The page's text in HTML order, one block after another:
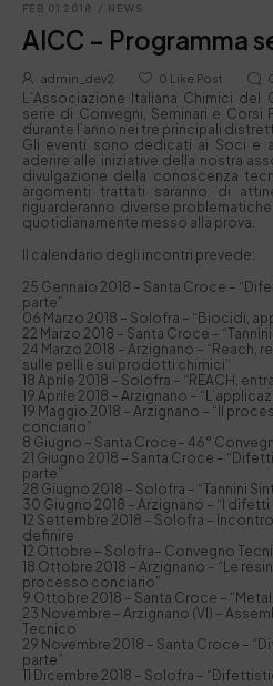
FEB 01 2018 / NEWS
AICC – Programma
admin_dev2 0 Like Post
L´Associazione Italiana Chimici del
serie di Convegni, Seminari e Corsi
durante l’anno nei tre principali
Gli eventi sono dedicati ai Soci e
aderire alle iniziative della nostra
divulgazione della conoscenza
argomenti trattati saranno di
riguarderanno diverse
quotidianamente messo alla prova.
Il calendario degli incontri prevede:
25 Gennaio 2018 – Santa Croce –
parte”
06 Marzo 2018 – Solofra – “Biocidi,
22 Marzo 2018 – Santa Croce –
24 Marzo 2018 – Arzignano – “Reach,
sulle pelli e sui prodotti chimici”
18 Aprile 2018 – Solofra – “REACH,
19 Aprile 2018 – Arzignano –
19 Maggio 2018 – Arzignano – “Il
conciario”
8 Giugno – Santa Croce– 46°
21 Giugno 2018 – Santa Croce –
parte”
28 Giugno 2018 – Solofra – “Tannini
30 Giugno 2018 – Arzignano – “I
12 Settembre 2018 – Solofra –
definire
12 Ottobre – Solofra– Convegno
18 Ottobre 2018 – Arzignano – “Le
processo conciario”
9 Ottobre 2018 – Santa Croce – “Metal
23 Novembre – Arzignano (VI) –
Tecnico
29 Novembre 2018 – Santa Croce –
parte”
11 Dicembre 2018 – Solofra –